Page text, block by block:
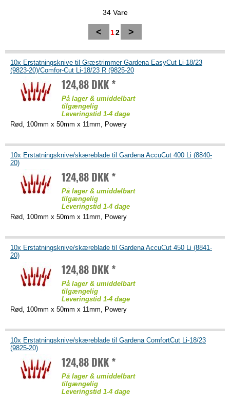
34 Vare
< 12 >
10x Erstatningsknive til Græstrimmer Gardena EasyCut Li-18/23
(9823-20)/Comfor-Cut Li-18/23 R (9825-20
124,88 DKK *
På lager & umiddelbart
tilgængelig
Leveringstid 1-4 dage
Rød, 100mm x 50mm x 11mm, Powery
10x Erstatningsknive/skæreblade til Gardena AccuCut 400 Li (8840-
20)
124,88 DKK *
På lager & umiddelbart
tilgængelig
Leveringstid 1-4 dage
Rød, 100mm x 50mm x 11mm, Powery
10x Erstatningsknive/skæreblade til Gardena AccuCut 450 Li (8841-
20)
124,88 DKK *
På lager & umiddelbart
tilgængelig
Leveringstid 1-4 dage
Rød, 100mm x 50mm x 11mm, Powery
10x Erstatningsknive/skæreblade til Gardena ComfortCut Li-18/23
(9825-20)
124,88 DKK *
På lager & umiddelbart
tilgængelig
Leveringstid 1-4 dage